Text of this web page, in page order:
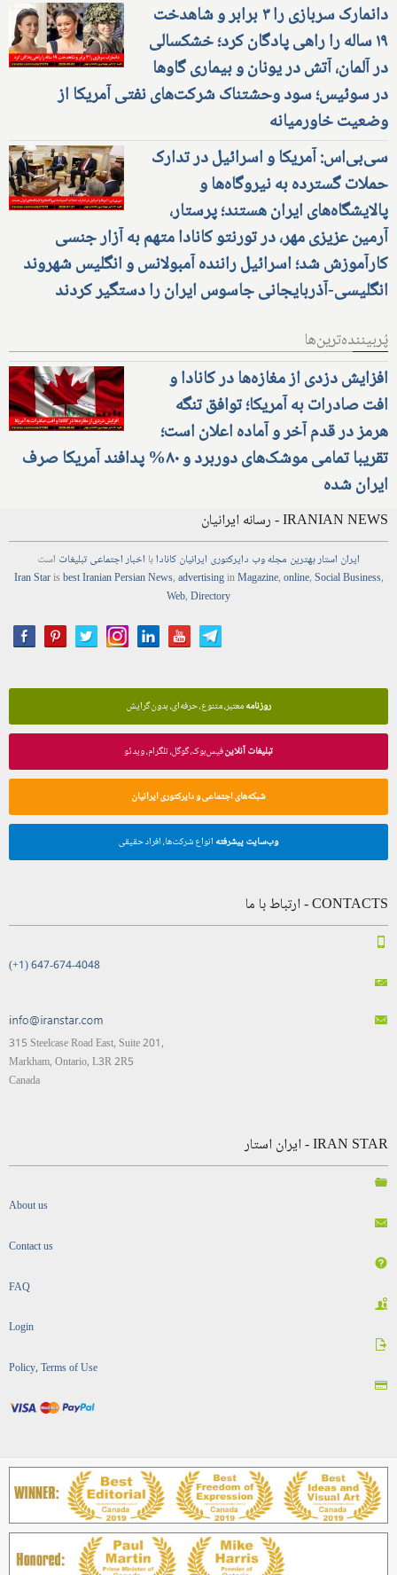
دانمارک سربازی را ۳ برابر و شاهدخت
۱۹ ساله را راهی پادگان کرد؛ خشکسالی
در آلمان، آتش در یونان و بیماری گاوها
در سوئیس؛ سود وحشتناک شرکت‌های نفتی آمریکا از
وضعیت خاورمیانه
سی‌بی‌اس: آمریکا و اسرائیل در تدارک
حملات گسترده به نیروگاه‌ها و
پالایشگاه‌های ایران هستند؛ پرستار،
آرمین عزیزی مهر، در تورنتو کانادا متهم به آزار جنسی
کارآموزش شد؛ اسرائیل راننده آمبولانس و انگلیس شهروند
انگلیسی-آذربایجانی جاسوس ایران را دستگیر کردند
پُربیننده‌ترین‌ها
افزایش دزدی از مغازه‌ها در کانادا و
افت صادرات به آمریکا؛ توافق تنگه
هرمز در قدم آخر و آماده اعلان است؛
تقریبا تمامی موشک‌های دوربرد و ۸۰% پدافند آمریکا صرف
ایران شده
IRANIAN NEWS - رسانه ایرانیان
ایران استاربهترین مجلهوب دایرکتوری ایرانیان کانادابا اخباراجتماعیتبلیغات است
Iran Starisbest Iranian PersianNews,advertisinginMagazine,online,Social Business,
Web,Directory
روزنامهمعتبر، متنوع، حرفه‌ای، بدون گرایش
تبلیغات آنلاینفیس‌بوک، گوگل، تلگرام، ویدئو
شبکه‌های اجتماعی و دایرکتوری ایرانیان
وب‌سایت پیشرفته انواع شرکت‌ها، افراد حقیقی
CONTACTS - ارتباط با ما
(+1) 647-674-4048
315 Steelcase Road East, Suite 201,
Markham, Ontario, L3R 2R5
Canada
IRAN STAR - ایران استار
About us
Contact us
FAQ
Login
Policy, Terms of Use